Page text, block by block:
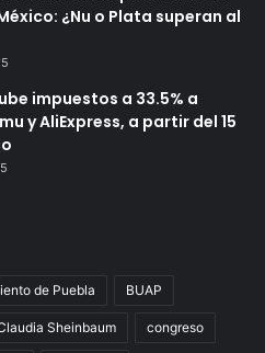
¿Nu o Plata superan al
impuestos a 33.5% a
y AliExpress, a partir del 15
de Puebla BUAP
Sheinbaum congreso